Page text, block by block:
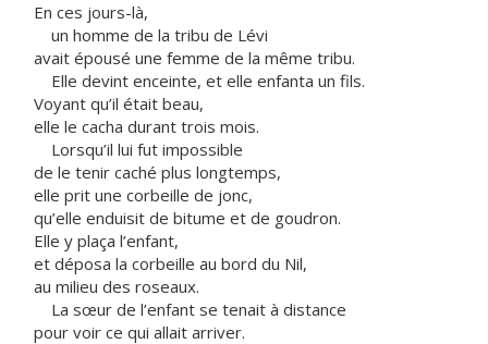
En ces jours-là,
un homme de la tribu de Lévi
avait épousé une femme de la même tribu.
Elle devint enceinte, et elle enfanta un fils.
Voyant qu’il était beau,
elle le cacha durant trois mois.
Lorsqu’il lui fut impossible
de le tenir caché plus longtemps,
elle prit une corbeille de jonc,
qu’elle enduisit de bitume et de goudron.
Elle y plaça l’enfant,
et déposa la corbeille au bord du Nil,
au milieu des roseaux.
La sœur de l’enfant se tenait à distance
pour voir ce qui allait arriver.